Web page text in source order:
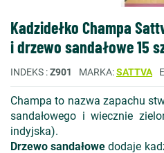
Kadzidełko Champa
i drzewo sandałowe 15
INDEKS Z901 MARKA SATTVA
Champa to nazwa zapachu
sandałowego i wiecznie
indyjska).
Drzewo sandałowe dodaje